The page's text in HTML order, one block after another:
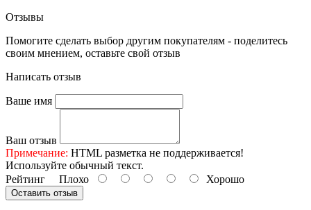
Отзывы
Помогите сделать выбор другим покупателям - поделитесь
своим мнением, оставьте свой отзыв
Написать отзыв
Ваше имя
Ваш отзыв
Примечание: HTML разметка не поддерживается!
Используйте обычный текст.
Рейтинг Плохо Хорошо
Оставить отзыв